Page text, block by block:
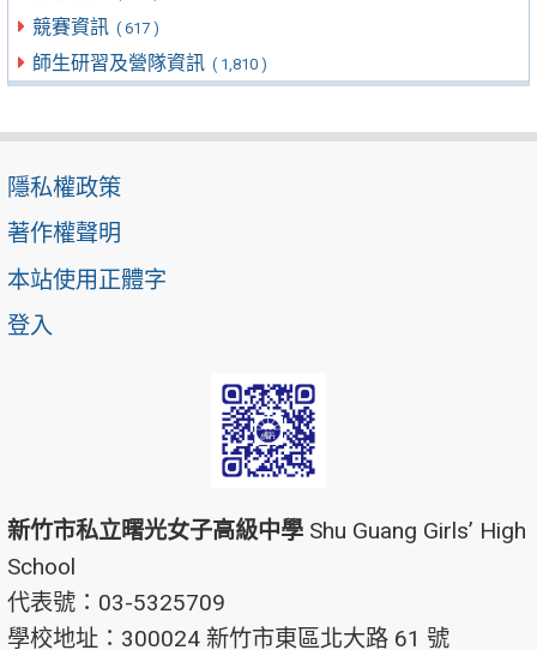
競賽資訊 ( 617 )
師生研習及營隊資訊 ( 1,810 )
隱私權政策
著作權聲明
本站使用正體字
登入
新竹市私立曙光女子高級中學 Shu Guang Girls’ High
School
代表號：03-5325709
學校地址：300024 新竹市東區北大路 61 號